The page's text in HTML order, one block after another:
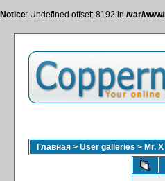
Notice: Undefined offset: 8192 in /var/
Главная > User galleries > Mr. X